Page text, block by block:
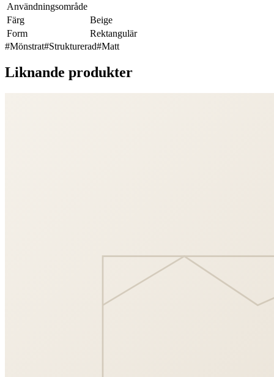
Användningsområde
Färg
Beige
Form
Rektangulär
#Mönstrat#Strukturerad#Matt
Liknande produkter